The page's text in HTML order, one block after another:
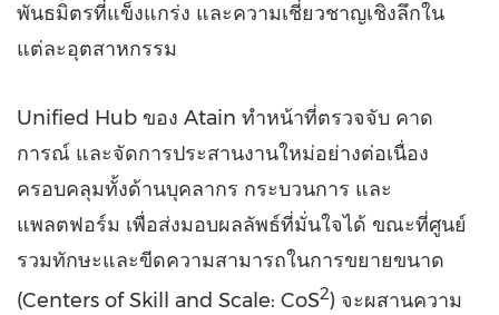
พันธมิตรที่แข็งแกร่ง และความเชี่ยวชาญเชิงลึกใน
แต่ละอุตสาหกรรม
Unified Hub ของ Atain ทำหน้าที่ตรวจจับ คาด
การณ์ และจัดการประสานงานใหม่อย่างต่อเนื่อง
ครอบคลุมทั้งด้านบุคลากร กระบวนการ และ
แพลตฟอร์ม เพื่อส่งมอบผลลัพธ์ที่มั่นใจได้ ขณะที่ศูนย์
รวมทักษะและขีดความสามารถในการขยายขนาด
(Centers of Skill and Scale: CoS2) จะผสานความ